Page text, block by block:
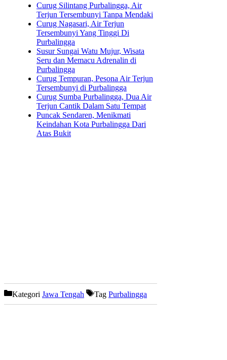
Curug Silintang Purbalingga, Air
Terjun Tersembunyi Tanpa Mendaki
Curug Nagasari, Air Terjun
Tersembunyi Yang Tinggi Di
Purbalingga
Susur Sungai Watu Mujur, Wisata
Seru dan Memacu Adrenalin di
Purbalingga
Curug Tempuran, Pesona Air Terjun
Tersembunyi di Purbalingga
Curug Sumba Purbalingga, Dua Air
Terjun Cantik Dalam Satu Tempat
Puncak Sendaren, Menikmati
Keindahan Kota Purbalingga Dari
Atas Bukit
Kategori Jawa Tengah Tag Purbalingga